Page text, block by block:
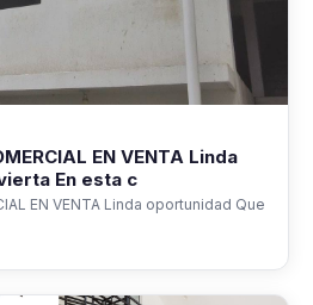
EN VENTA Linda
En esta c
EN VENTA Linda oportunidad Que